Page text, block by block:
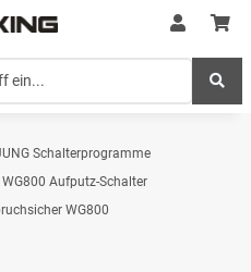
Schalterprogramme
WG800 Aufputz-Schalter
WG800